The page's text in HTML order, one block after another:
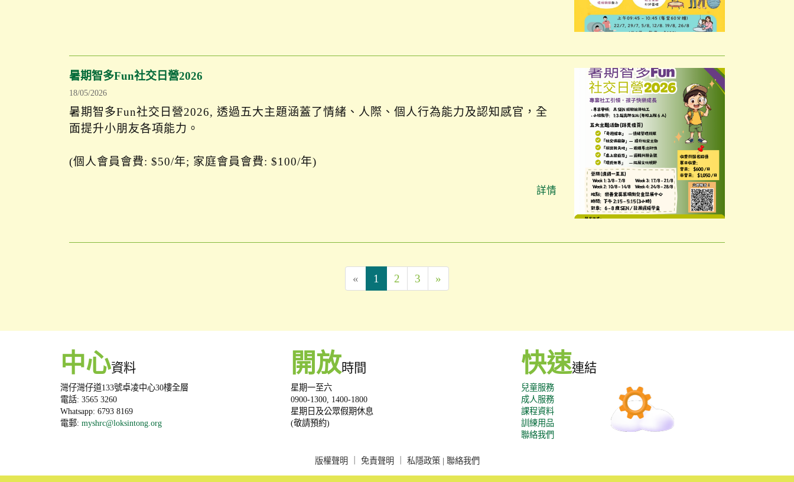
暑期智多Fun社交日營2026
18/05/2026
暑期智多Fun社交日營2026, 透過五大主題涵蓋了情緒、人際、個人行為能力及認知感官，全
面提升小朋友各項能力。
(個人會員會費: $50/年; 家庭會員會費: $100/年)
詳情
« 1 2 3 »
中心資料
灣仔灣仔道133號卓凌中心30樓全層
電話: 3565 3260
Whatsapp: 6793 8169
電郵: myshrc@loksintong.org
開放時間
星期一至六
0900-1300, 1400-1800
星期日及公眾假期休息
(敬請預約)
快速連結
兒童服務
成人服務
課程資料
訓練用品
聯絡我們
版權聲明 免責聲明 私隱政策| 聯絡我們